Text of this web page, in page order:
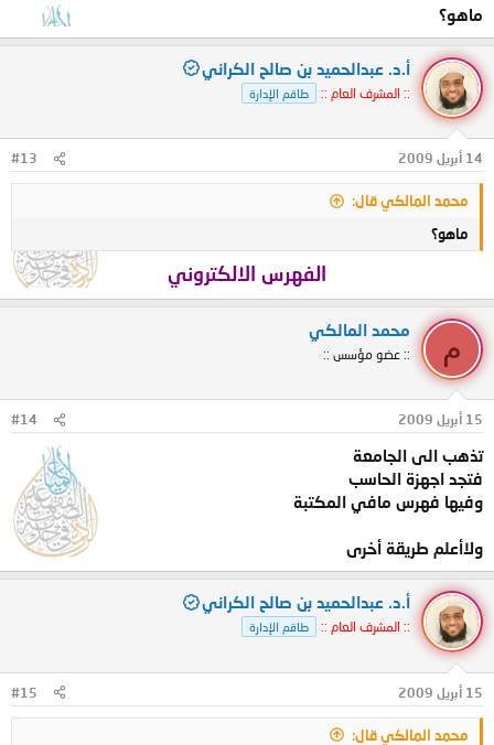
ماهو؟
أ.د. عبدالحميد بن صالح الكراني
:: المشرف العام :: طاقم الإدارة
14 أبريل 2009 #13
محمد المالكي قال:
ماهو؟
الفهرس الالكتروني
م
محمد المالكي
:: عضو مؤسس ::
15 أبريل 2009 #14
تذهب الى الجامعة
فتجد اجهزة الحاسب
وفيها فهرس مافي المكتبة
ولاأعلم طريقة أخرى
أ.د. عبدالحميد بن صالح الكراني
:: المشرف العام :: طاقم الإدارة
15 أبريل 2009 #15
محمد المالكي قال: